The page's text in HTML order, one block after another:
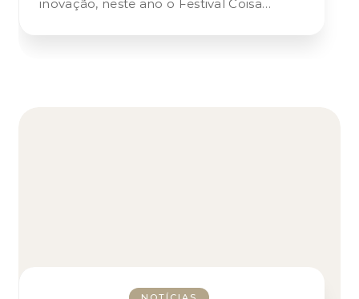
inovação, neste ano o Festival Coisa…